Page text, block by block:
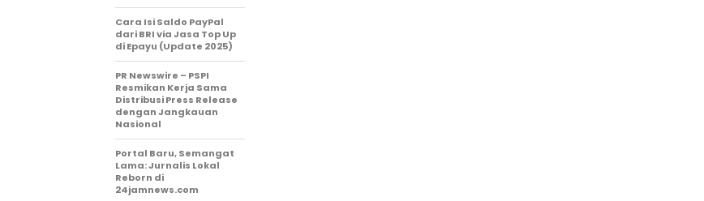
Cara Isi Saldo PayPal
dari BRI via Jasa Top Up
di Epayu (Update 2025)
PR Newswire – PSPI
Resmikan Kerja Sama
Distribusi Press Release
dengan Jangkauan
Nasional
Portal Baru, Semangat
Lama: Jurnalis Lokal
Reborn di
24jamnews.com